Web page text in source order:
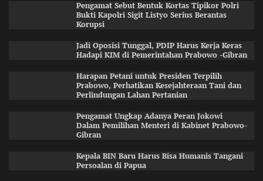
Pengamat Sebut Bentuk Kortas Tipikor Polri
Bukti Kapolri Sigit Listyo Serius Berantas
Korupsi
Jadi Oposisi Tunggal, PDIP Harus Kerja Keras
Hadapi KIM di Pemerintahan Prabowo -Gibran
Harapan Petani untuk Presiden Terpilih
Prabowo, Perhatikan Kesejahteraan Tani dan
Perlindungan Lahan Pertanian
Pengamat Ungkap Adanya Peran Jokowi
Dalam Pemilihan Menteri di Kabinet Prabowo-
Gibran
Kepala BIN Baru Harus Bisa Humanis Tangani
Persoalan di Papua